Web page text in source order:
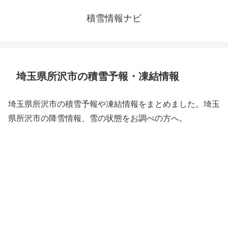
積雪情報ナビ
埼玉県所沢市の積雪予報・凍結情報
埼玉県所沢市の積雪予報や凍結情報をまとめました。埼玉
県所沢市の降雪情報、雪の状態をお調べの方へ。